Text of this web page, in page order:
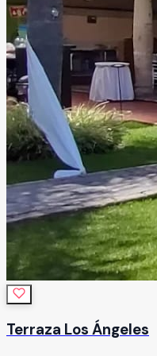
Terraza Los Ángeles